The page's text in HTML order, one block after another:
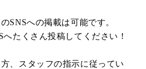
SNSへの掲載は可能です。
へたくさん投稿してください！
、スタッフの指示に従ってい